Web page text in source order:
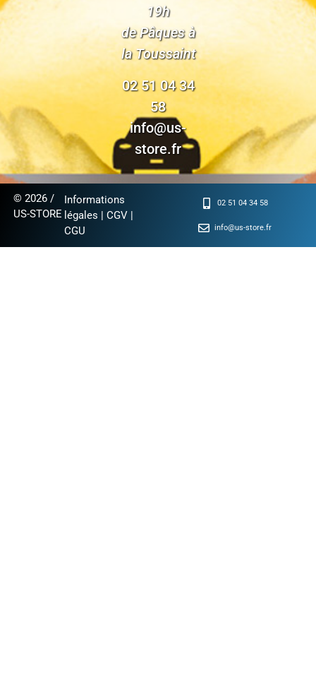
19h
de Pâques à
la Toussaint
02 51 04 34
58
info@us-
store.fr
© 2026 /
US-STORE
Informations
légales |CGV |
CGU
02 51 04 34 58
info@us-store.fr